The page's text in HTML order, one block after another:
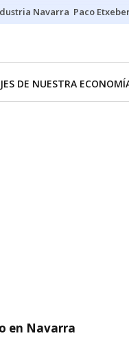
Navarra Paco
DE NUESTRA
en Navarra